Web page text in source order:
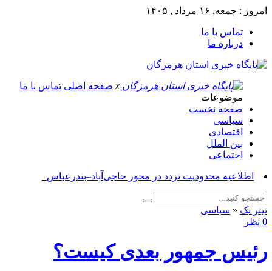
امروز : جمعه, ۱۶ مرداد , ۱۴۰۵
تماس با ما
درباره ما
x صفحه اصلی تماس با ما
موضوعات
صفحه نخست
سیاسی
اقتصادی
بین الملل
اجتماعی
آ_
تیتر یک « سیاسی
0 نظر
رئیس جمهور بعدی کیست؟